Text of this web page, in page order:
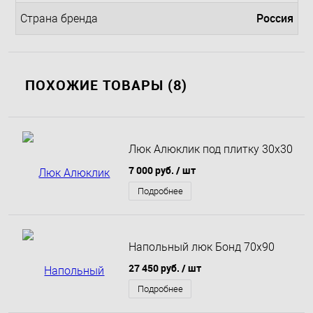
Страна бренда Россия
ПОХОЖИЕ ТОВАРЫ (8)
Люк Алюклик под плитку 30х30
7 000 руб. / шт
Подробнее
Напольный люк Бонд 70х90
27 450 руб. / шт
Подробнее